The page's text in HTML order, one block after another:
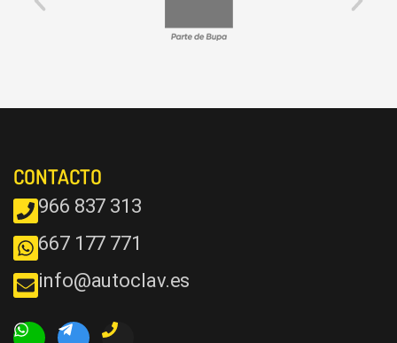
CONTACTO
966 837 313
667 177 771
info@autoclav.es